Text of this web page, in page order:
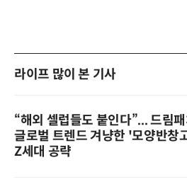
라이프 많이 본 기사
“해외 셀럽들도 붙인다”... 드림
글로벌 트렌드 겨냥한 '모양반창
Z세대 공략